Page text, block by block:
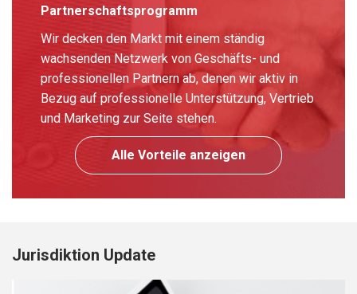
Partnerschaftsprogramm
Wir decken den Markt mit einem ständig
wachsenden Netzwerk von Geschäfts- und
professionellen Partnern ab, denen wir aktiv in
Bezug auf professionelle Unterstützung, Vertrieb
und Marketing zur Seite stehen.
Alle Vorteile anzeigen
Jurisdiktion Update